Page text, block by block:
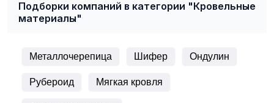
Подборки компаний в категории "Кровельные
материалы"
Металлочерепица Шифер Ондулин
Рубероид Мягкая кровля